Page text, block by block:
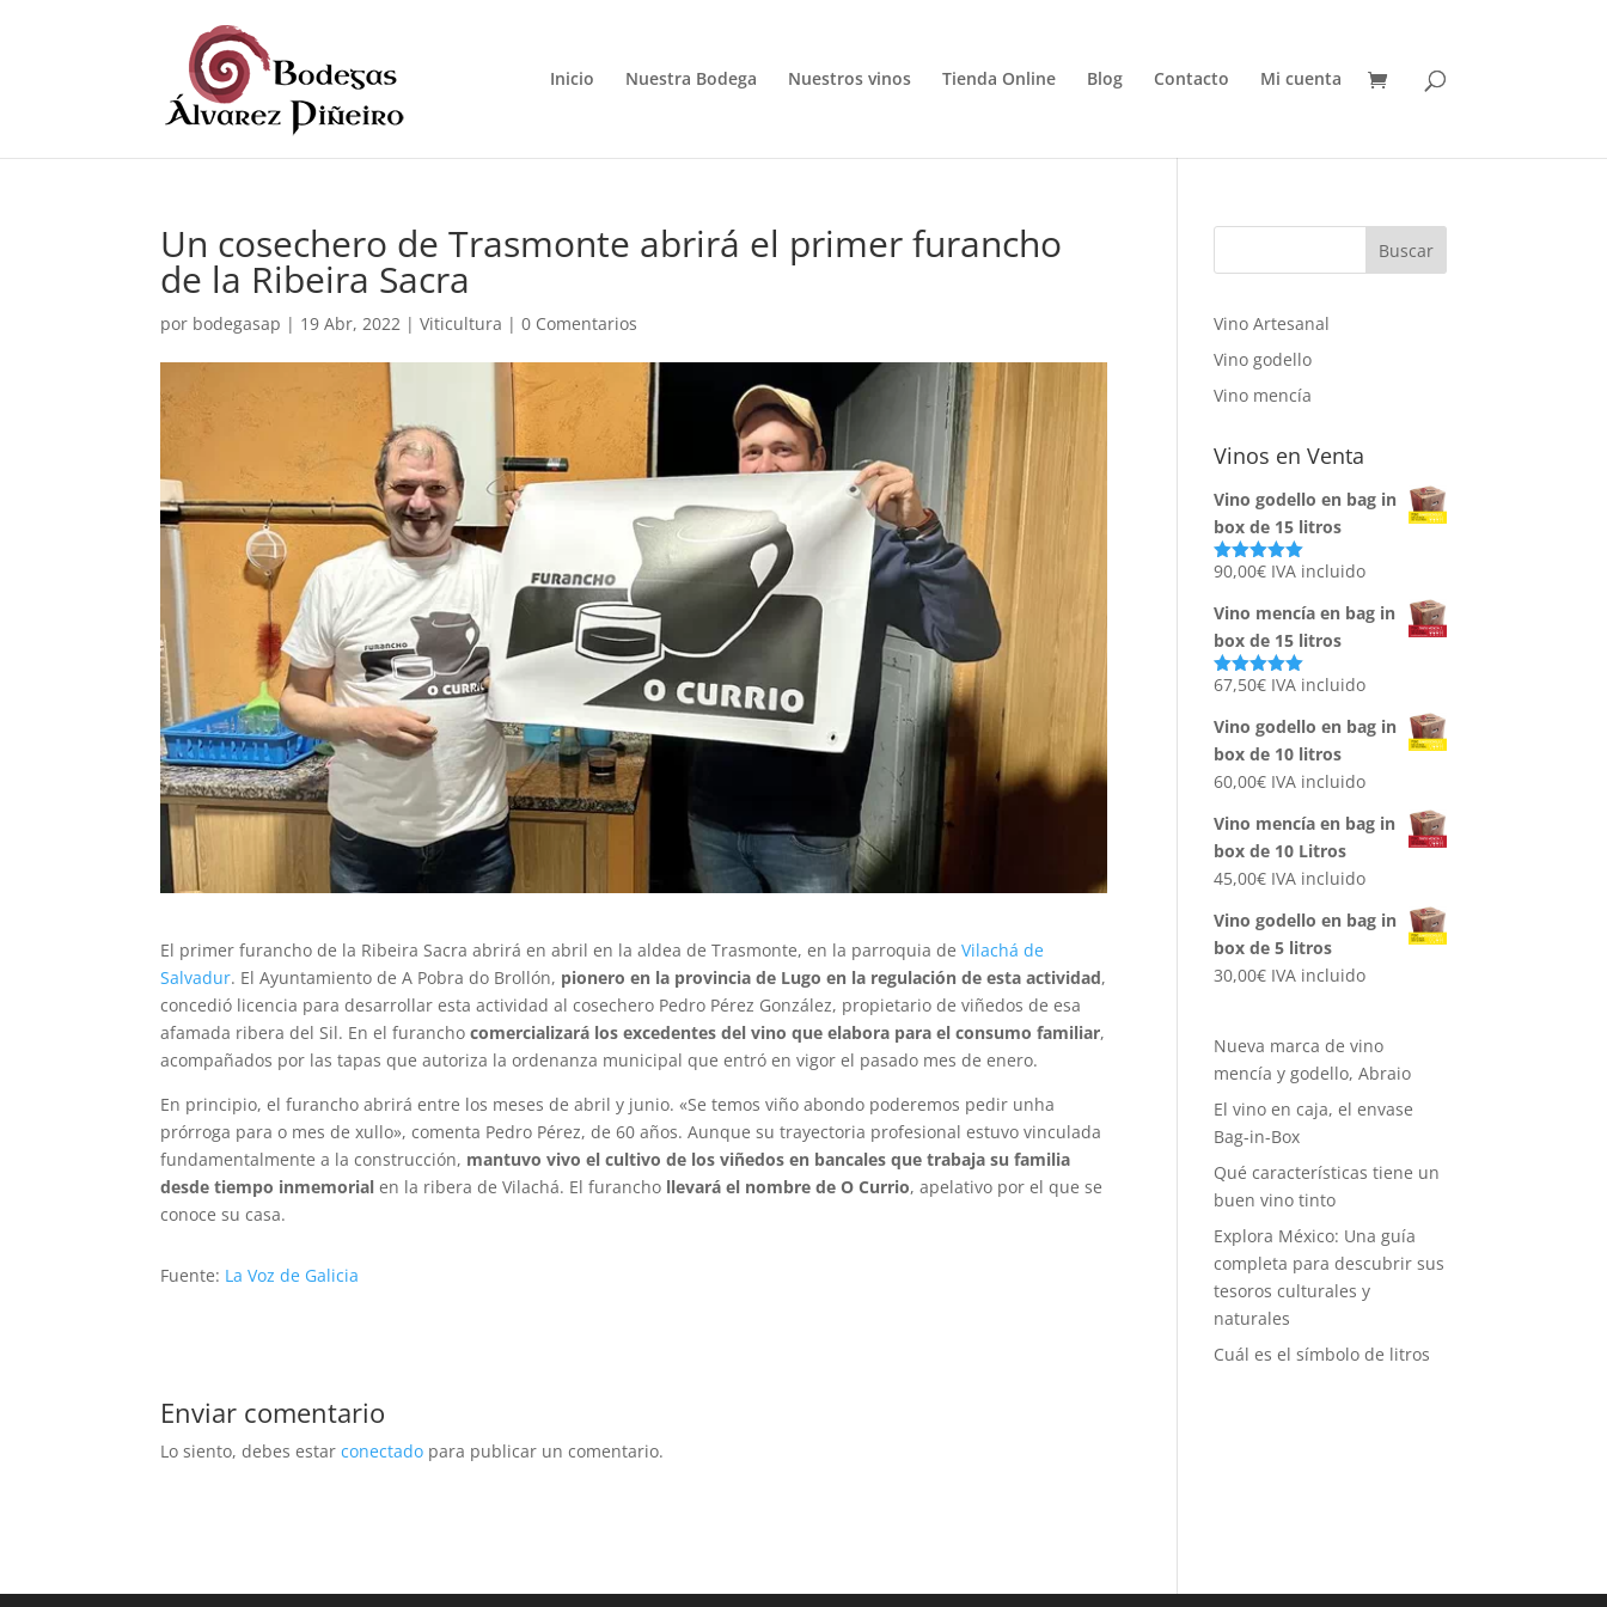
Inicio Nuestra Bodega Nuestros vinos Tienda Online Blog Contacto Mi cuenta
Un cosechero de Trasmonte abrirá el primer furancho
de la Ribeira Sacra
por bodegasap | 19 Abr, 2022 |Viticultura |0 Comentarios
El primer furancho de la Ribeira Sacra abrirá en abril en la aldea de Trasmonte, en la parroquia deVilachá de
Salvadur. El Ayuntamiento de A Pobra do Brollón, pionero en la provincia de Lugo en la regulación de esta actividad,
concedió licencia para desarrollar esta actividad al cosechero Pedro Pérez González, propietario de viñedos de esa
afamada ribera del Sil. En el furanchocomercializará los excedentes del vino que elabora para el consumo familiar,
acompañados por las tapas que autoriza la ordenanza municipal que entró en vigor el pasado mes de enero.
En principio, el furancho abrirá entre los meses de abril y junio. «Se temos viño abondo poderemos pedir unha
prórroga para o mes de xullo», comenta Pedro Pérez, de 60 años. Aunque su trayectoria profesional estuvo vinculada
fundamentalmente a la construcción, mantuvo vivo el cultivo de los viñedos en bancales que trabaja su familia
desde tiempo inmemorial en la ribera de Vilachá. El furancho llevará el nombre de O Currio, apelativo por el que se
conoce su casa.
Fuente: La Voz de Galicia
Enviar comentario
Lo siento, debes estarconectado para publicar un comentario.
Vino Artesanal
Vino godello
Vino mencía
Vinos en Venta
Vino godello en bag in
box de 15 litros
Valorado
5
90,00€ IVA incluido
Vino mencía en bag in
box de 15 litros
Valorado
5
67,50€ IVA incluido
Vino godello en bag in
box de 10 litros
60,00€ IVA incluido
Vino mencía en bag in
box de 10 Litros
45,00€ IVA incluido
Vino godello en bag in
box de 5 litros
30,00€ IVA incluido
Nueva marca de vino
mencía y godello, Abraio
El vino en caja, el envase
Bag-in-Box
Qué características tiene un
buen vino tinto
Explora México: Una guía
completa para descubrir sus
tesoros culturales y
naturales
Cuál es el símbolo de litros